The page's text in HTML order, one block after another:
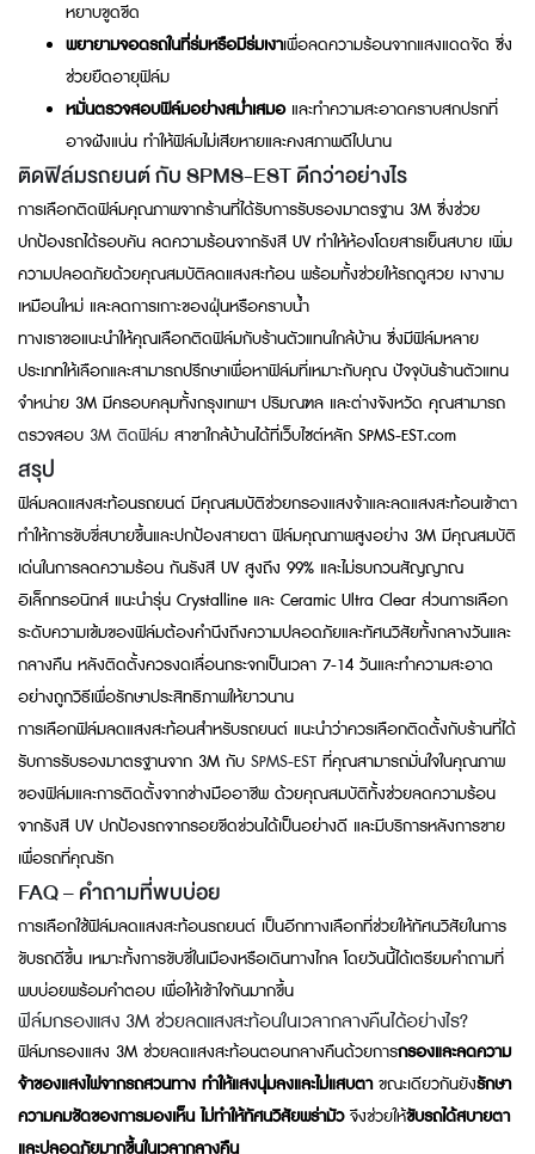
หยาบขูดขีด
พยายามจอดรถในที่ร่มหรือมีร่มเงาเพื่อลดความร้อนจากแสงแดดจัด ซึ่ง
ช่วยยืดอายุฟิล์ม
หมั่นตรวจสอบฟิล์มอย่างสม่ำเสมอและทำความสะอาดคราบสกปรกที่
อาจฝังแน่น ทำให้ฟิล์มไม่เสียหายและคงสภาพดีไปนาน
ติดฟิล์มรถยนต์ กับ SPMS-EST ดีกว่าอย่างไร
การเลือกติดฟิล์มคุณภาพจากร้านที่ได้รับการรับรองมาตรฐาน 3M ซึ่งช่วย
ปกป้องรถได้รอบคัน ลดความร้อนจากรังสี UV ทำให้ห้องโดยสารเย็นสบาย เพิ่ม
ความปลอดภัยด้วยคุณสมบัติลดแสงสะท้อน พร้อมทั้งช่วยให้รถดูสวย เงางาม
เหมือนใหม่ และลดการเกาะของฝุ่นหรือคราบน้ำ
ทางเราขอแนะนำให้คุณเลือกติดฟิล์มกับร้านตัวแทนใกล้บ้าน ซึ่งมีฟิล์มหลาย
ประเภทให้เลือกและสามารถปรึกษาเพื่อหาฟิล์มที่เหมาะกับคุณ ปัจจุบันร้านตัวแทน
จำหน่าย 3M มีครอบคลุมทั้งกรุงเทพฯ ปริมณฑล และต่างจังหวัด คุณสามารถ
ตรวจสอบ 3M ติดฟิล์ม สาขาใกล้บ้านได้ที่เว็บไซต์หลัก SPMS-EST.com
สรุป
ฟิล์มลดแสงสะท้อนรถยนต์ มีคุณสมบัติช่วยกรองแสงจ้าและลดแสงสะท้อนเข้าตา
ทำให้การขับขี่สบายขึ้นและปกป้องสายตา ฟิล์มคุณภาพสูงอย่าง 3M มีคุณสมบัติ
เด่นในการลดความร้อน กันรังสี UV สูงถึง 99% และไม่รบกวนสัญญาณ
อิเล็กทรอนิกส์ แนะนำรุ่น Crystalline และ Ceramic Ultra Clear ส่วนการเลือก
ระดับความเข้มของฟิล์มต้องคำนึงถึงความปลอดภัยและทัศนวิสัยทั้งกลางวันและ
กลางคืน หลังติดตั้งควรงดเลื่อนกระจกเป็นเวลา 7-14 วันและทำความสะอาด
อย่างถูกวิธีเพื่อรักษาประสิทธิภาพให้ยาวนาน
การเลือกฟิล์มลดแสงสะท้อนสำหรับรถยนต์ แนะนำว่าควรเลือกติดตั้งกับร้านที่ได้
รับการรับรองมาตรฐานจาก 3M กับ SPMS-EST ที่คุณสามารถมั่นใจในคุณภาพ
ของฟิล์มและการติดตั้งจากช่างมืออาชีพ ด้วยคุณสมบัติทั้งช่วยลดความร้อน
จากรังสี UV ปกป้องรถจากรอยขีดข่วนได้เป็นอย่างดี และมีบริการหลังการขาย
เพื่อรถที่คุณรัก
FAQ – คำถามที่พบบ่อย
การเลือกใช้ฟิล์มลดแสงสะท้อนรถยนต์ เป็นอีกทางเลือกที่ช่วยให้ทัศนวิสัยในการ
ขับรถดีขึ้น เหมาะทั้งการขับขี่ในเมืองหรือเดินทางไกล โดยวันนี้ได้เตรียมคำถามที่
พบบ่อยพร้อมคำตอบ เพื่อให้เข้าใจกันมากขึ้น
ฟิล์มกรองแสง 3M ช่วยลดแสงสะท้อนในเวลากลางคืนได้อย่างไร?
ฟิล์มกรองแสง 3M ช่วยลดแสงสะท้อนตอนกลางคืนด้วยการกรองและลดความ
จ้าของแสงไฟจากรถสวนทาง ทำให้แสงนุ่มลงและไม่แสบตาขณะเดียวกันยังรักษา
ความคมชัดของการมองเห็น ไม่ทำให้ทัศนวิสัยพร่ามัวจึงช่วยให้ขับรถได้สบายตา